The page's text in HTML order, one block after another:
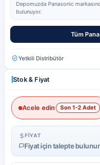
Hakkımızda
İletişim
Hesabım
Depomuzda Panasonic
bulunuyor.
Tüm
Yetkili Distribütör
Stok & Fiyat
Acele edin Son 1-2 Adet
FIYAT
Fiyat için talepte